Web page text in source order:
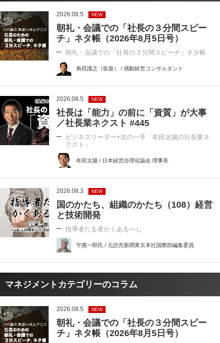
2026.08.5 NEW
朝礼・会議での「社長の３分間スピー
チ」ネタ帳（2026年8月5日号）
朝礼・会議での「社長の３分間スピーチ」ネタ帳
角田識之（臥龍） / 感動経営コンサルタント
2026.08.5 NEW
社長は「能力」の前に「資質」が大事
／社長業ネクスト #445
ビジネスリーダー×次の一手「牟田太陽の社長業ネ
クスト」
牟田太陽 / 日本経営合理化協会 理事長
2026.08.3 NEW
国のかたち、組織のかたち（108）経営
と技術開発
指導者たる者かくあるべし
宇惠一郎氏 / 元読売新聞東京本社国際部編集委員
マネジメントカテゴリーのコラム
2026.08.5 NEW
朝礼・会議での「社長の３分間スピー
チ」ネタ帳（2026年8月5日号）